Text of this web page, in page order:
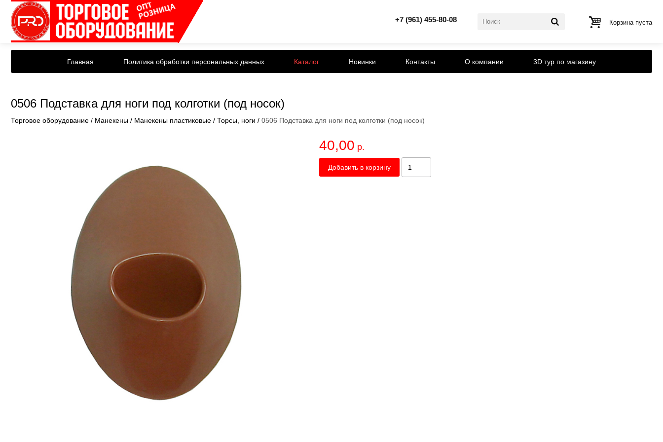
Корзина пуста
+7 (961) 455-80-08
Главная Политика обработки персональных данных Каталог Новинки Контакты О компании 3D тур по магазину
0506 Подставка для ноги под колготки (под носок)
Торговое оборудование / Манекены / Манекены пластиковые / Торсы, ноги / 0506 Подставка для ноги под колготки (под носок)
40,00 р.
Добавить в корзину